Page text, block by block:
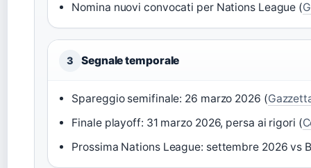
Nomina nuovi convocati per Nations League (
3 Segnale temporale
Spareggio semifinale: 26 marzo 2026 (
Finale playoff: 31 marzo 2026, persa ai rigori (
Prossima Nations League: settembre 2026 vs